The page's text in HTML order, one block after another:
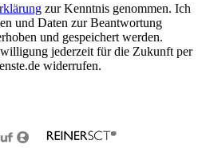
zur Kenntnis genommen. Ich
und Daten zur Beantwortung
und gespeichert werden.
jederzeit für die Zukunft per
widerrufen.